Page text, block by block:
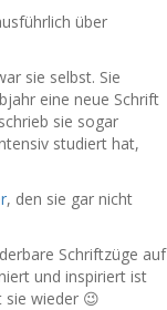
über
sie selbst. Sie
eine neue Schrift
sie sogar
studiert hat,
, den sie gar nicht
Schriftzüge auf
und inspiriert ist
sie wieder 😉